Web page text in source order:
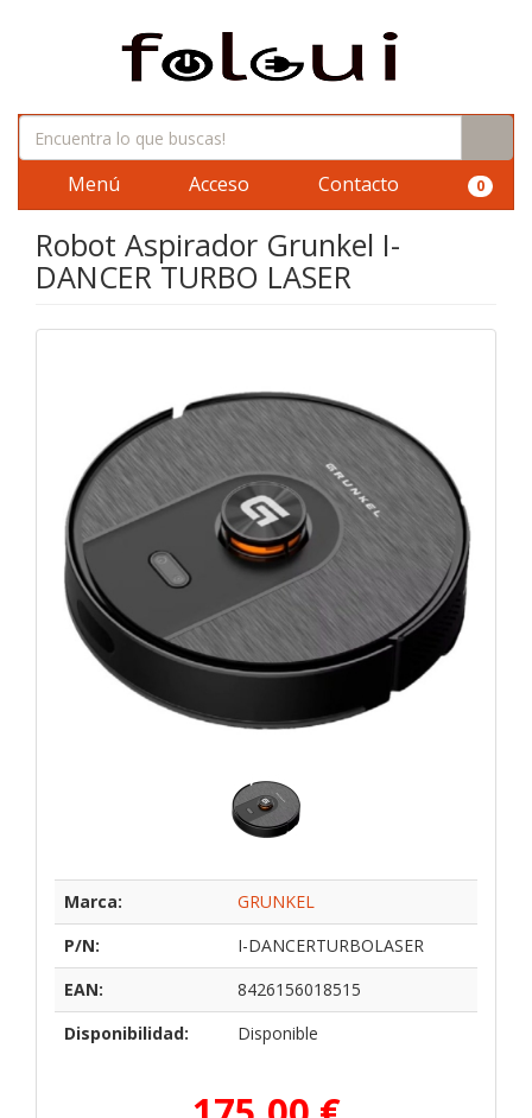
Menú Acceso Contacto 0
Robot Aspirador Grunkel I-
DANCER TURBO LASER
Marca:
GRUNKEL
P/N:
I-DANCERTURBOLASER
EAN:
8426156018515
Disponibilidad:
Disponible